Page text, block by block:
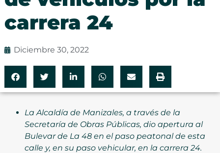
carrera 24
Diciembre 30, 2022
La Alcaldía de Manizales, a través de la
Secretaría de Obras Públicas, dio apertura al
Bulevar de La 48 en el paso peatonal de esta
calle y, en su paso vehicular, en la carrera 24.